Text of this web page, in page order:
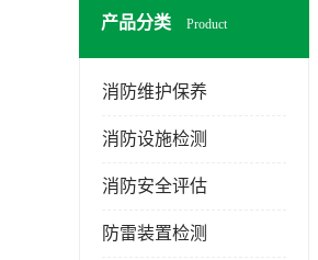
产品分类 Product
消防维护保养
消防设施检测
消防安全评估
防雷装置检测